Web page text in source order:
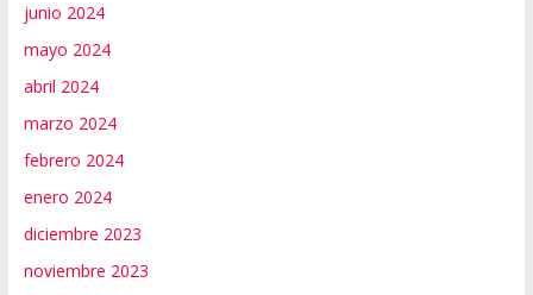
junio 2024
mayo 2024
abril 2024
marzo 2024
febrero 2024
enero 2024
diciembre 2023
noviembre 2023